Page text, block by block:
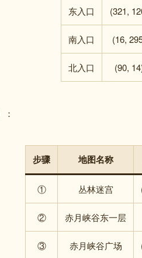
东入口 (321,
南入口 (16,
北入口 (90,
：
步骤 地图名称
① 丛林迷宫
② 赤月峡谷东一层
③ 赤月峡谷广场